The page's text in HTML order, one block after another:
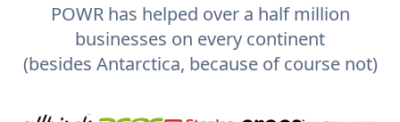
POWR has helped over a half million
businesses on every continent
(besides Antarctica, because of course not)